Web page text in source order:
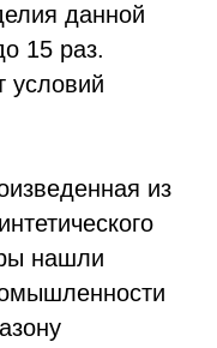
данной
15 раз.
условий
из
нашли